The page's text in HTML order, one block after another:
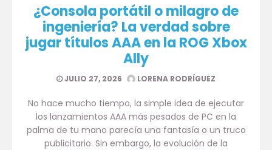
¿Consola portátil o milagro de
ingeniería? La verdad sobre
jugar títulos AAA en la ROG Xbox
Ally
JULIO 27, 2026 LORENA RODRÍGUEZ
No hace mucho tiempo, la simple idea de ejecutar
los lanzamientos AAA más pesados de PC en la
palma de tu mano parecía una fantasía o un truco
publicitario. Sin embargo, la evolución de la